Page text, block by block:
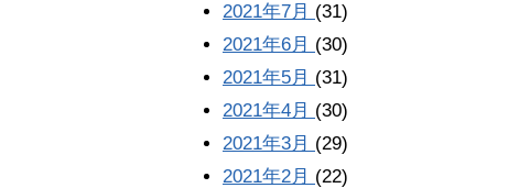
2021年7月 (31)
2021年6月 (30)
2021年5月 (31)
2021年4月 (30)
2021年3月 (29)
2021年2月 (22)